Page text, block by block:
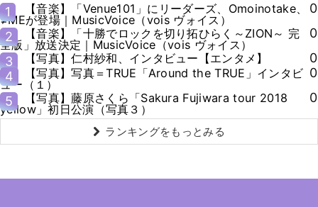
1
【音楽】「Venue101」にリーダーズ、Omoinotake、
≠MEが登場｜MusicVoice（vois ヴォイス）
0
2
【音楽】「十勝でロックを切り拓ひらく～ZION～ 完
全版」放送決定｜MusicVoice（vois ヴォイス）
0
3
【写真】仁村紗和、インタビュー【エンタメ】
0
4
【写真】写真＝TRUE「Around the TRUE」インタビ
ュー（１）
0
5
【写真】藤原さくら「Sakura Fujiwara tour 2018
yellow」初日公演（写真３）
0
ランキングをもっとみる